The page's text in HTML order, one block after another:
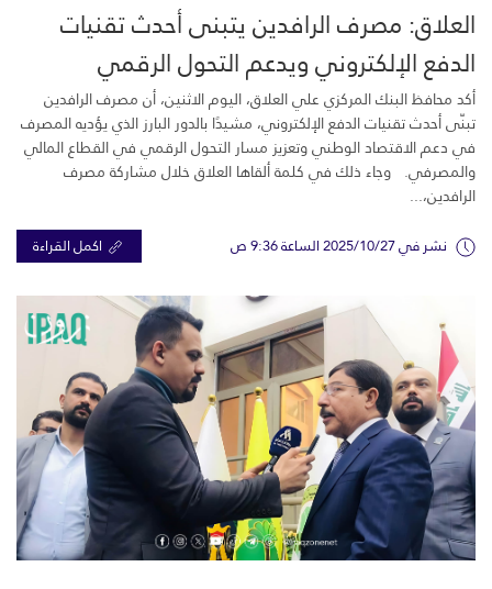
العلاق: مصرف الرافدين يتبنى أحدث تقنيات
الدفع الإلكتروني ويدعم التحول الرقمي
والشمول...
أكد محافظ البنك المركزي علي العلاق، اليوم الاثنين، أن مصرف الرافدين
تبنّى أحدث تقنيات الدفع الإلكتروني، مشيدًا بالدور البارز الذي يؤديه المصرف
في دعم الاقتصاد الوطني وتعزيز مسار التحول الرقمي في القطاع المالي
والمصرفي. وجاء ذلك في كلمة ألقاها العلاق خلال مشاركة مصرف
الرافدين،...
نشر في 2025/10/27 الساعة 9:36 ص اكمل القراءة